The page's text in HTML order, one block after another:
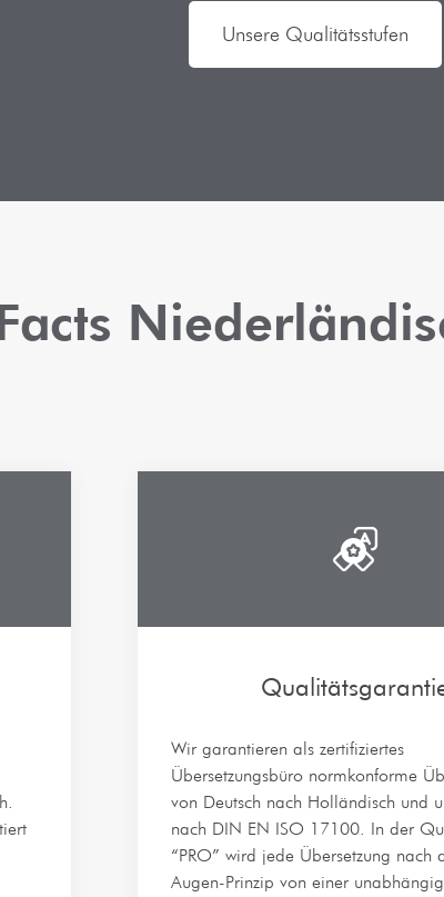
Unsere Qualitätsstufen
Wir garantieren als zertifiziertes
Übersetzungsbüro normkonforme
von Deutsch nach Holländisch und
nach DIN EN ISO 17100. In der
“PRO” wird jede Übersetzung nach
Augen-Prinzip von einer